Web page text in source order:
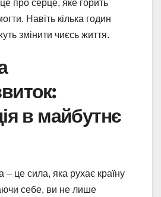
про серце, яке горить
Навіть кілька годин
змінити чиєсь життя.
в майбутнє
– це сила, яка рухає країну
себе, ви не лише